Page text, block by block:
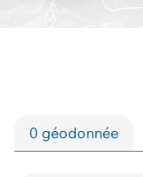
0 géodonnée